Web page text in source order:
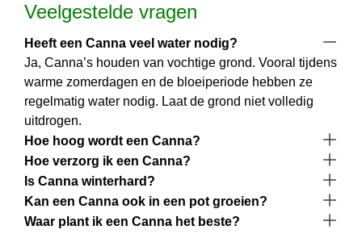
Veelgestelde vragen
Heeft een Canna veel water nodig?
Ja, Canna’s houden van vochtige grond. Vooral tijdens
warme zomerdagen en de bloeiperiode hebben ze
regelmatig water nodig. Laat de grond niet volledig
uitdrogen.
Hoe hoog wordt een Canna?
Hoe verzorg ik een Canna?
Is Canna winterhard?
Kan een Canna ook in een pot groeien?
Waar plant ik een Canna het beste?